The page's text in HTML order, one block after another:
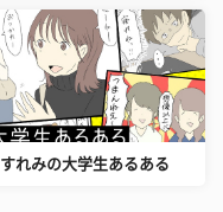
すれみの大学生あるある